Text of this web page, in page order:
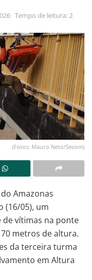
Tempo de leitura: 2
(Fotos: Mauro Neto/Secom)
Amazonas
(16/05), um
vítimas na ponte
metros de altura.
da terceira turma
em Altura